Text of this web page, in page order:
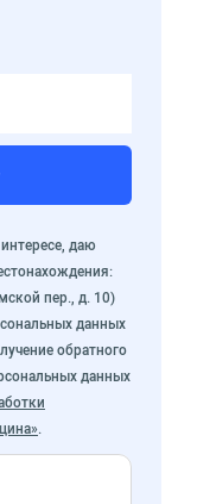
даю
пер., д. 10)
данных
обратного
данных
.